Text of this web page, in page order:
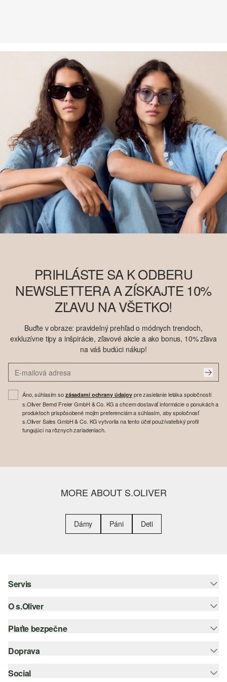
zotrvaní a prosperite; a zároveň chrániť a obnovovať životné
prostredie. Poslanie Better Cotton podporuje poľnohospodárske
komunity zo sociálneho, environmentálneho a ekonomického
hľadiska tým, že zaškoľuje osoby aktívne v poľnohospodárskom
odvetví do udržateľnejších poľnohospodárskych postupov. Tento
výrobok sa vyrába prostredníctvom systému hmotnostnej bilancie,
a preto nemusí obsahovať lepšiu bavlnu, tzv. „better cotton“. Viac
informácií o tom nájdete nasoliver-group.com
PRIHLÁSTE SA K ODBERU
NEWSLETTERA A ZÍSKAJTE 10%
ZĽAVU NA VŠETKO!
Buďte v obraze: pravidelný prehľad o módnych trendoch,
exkluzívne tipy a inšpirácie, zľavové akcie a ako bonus, 10% zľava
na váš budúci nákup!
Áno, súhlasím so zásadami ochrany údajovpre zasielanie letáka spoločnosti
s.Oliver Bernd Freier GmbH & Co. KG a chcem dostavať informácie o ponukách a
produktoch prispôsobené mojim preferenciám a súhlasím, aby spoločnosť
s.Oliver Sales GmbH & Co. KG vytvorila na tento účel používateľský profil
fungujúci na rôznych zariadeniach.
MORE ABOUT S.OLIVER
Dámy Páni Deti
Servis
Pomoc a FAQ
Nápoveda k veľkostiam
O s.Oliver
Leták
Plaťte bezpečne
Kreditná karta
Doprava
Slovenská pošta
Social